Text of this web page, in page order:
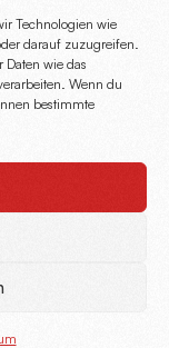
Technologien wie
darauf zuzugreifen.
wie das
Wenn du
bestimmte
gar nicht